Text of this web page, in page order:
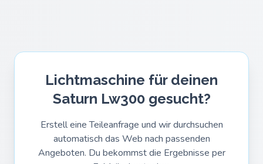
Lichtmaschine für deinen
Saturn Lw300 gesucht?
Erstell eine Teileanfrage und wir durchsuchen
automatisch das Web nach passenden
Angeboten. Du bekommst die Ergebnisse per